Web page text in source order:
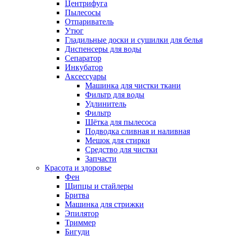
Центрифуга
Пылесосы
Отпариватель
Утюг
Гладильные доски и сушилки для белья
Диспенсеры для воды
Сепаратор
Инкубатор
Аксессуары
Машинка для чистки ткани
Фильтр для воды
Удлинитель
Фильтр
Шётка для пылесоса
Подводка сливная и наливная
Мешок для стирки
Средство для чистки
Запчасти
Красота и здоровье
Фен
Щипцы и стайлеры
Бритва
Машинка для стрижки
Эпилятор
Триммер
Бигуди